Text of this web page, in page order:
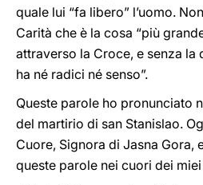
quale lui “fa libero” l’uomo.
Carità che è la cosa “più
attraverso la Croce, e senza la
ha né radici né senso”.
Queste parole ho pronunciato
del martirio di san Stanislao.
Cuore, Signora di Jasna Gora,
queste parole nei cuori dei